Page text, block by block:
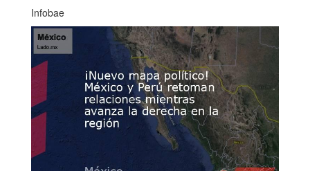
Infobae